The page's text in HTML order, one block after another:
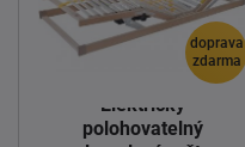
doprava
zdarma
Elektricky
polohovatelný